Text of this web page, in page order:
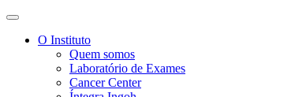
O Instituto
Quem somos
Laboratório de Exames
Cancer Center